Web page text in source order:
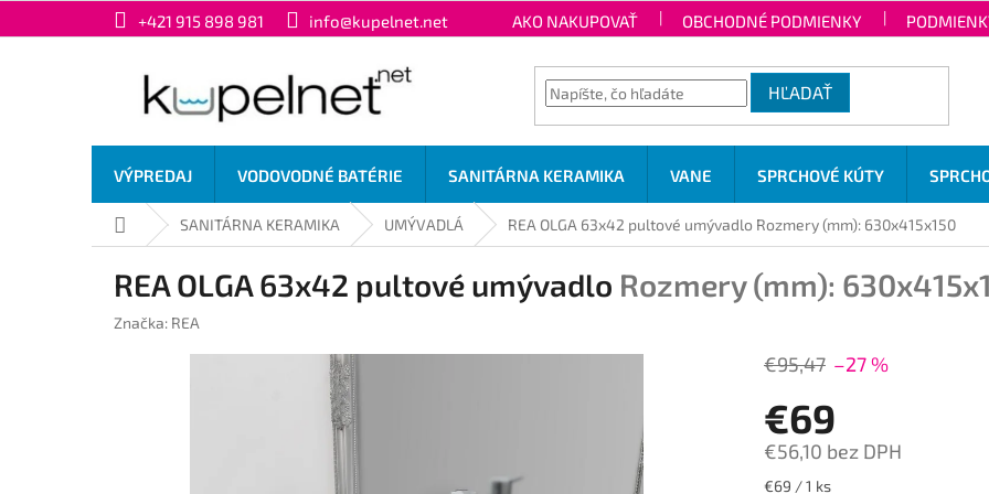
+421 915 898 981 info@kupelnet.net AKO NAKUPOVAŤ OBCHODNÉ PODMIENKY
HĽADAŤ
VÝPREDAJ VODOVODNÉ BATÉRIE SANITÁRNA KERAMIKA VANE SPRCHOVÉ KÚTY
DomovSANITÁRNA KERAMIKA UMÝVADLÁ REA OLGA 63x42 pultové umývadlo Rozmery (mm): 630x415x150
REA OLGA 63x42 pultové umývadlo Rozmery (mm):
Značka: REA
€95,47 –27 %
€69
€56,10 bez DPH
Jednotková
€69 / 1 ks